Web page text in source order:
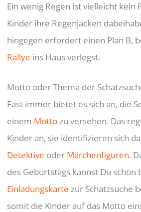
Ein wenig Regen ist vielleicht kein
Kinder ihre Regenjacken
hingegen erfordert einen Plan B,
Rallye ins Haus verlegst.
Motto oder Thema der
Fast immer bietet es sich an, die
einem Mottozu versehen. Das
Kinder an, sie identifizieren sich
Detektive oder Märchenfiguren.
des Geburtstags kannst Du schon
Einladungskarte zur Schatzsuche
somit die Kinder auf das Motto